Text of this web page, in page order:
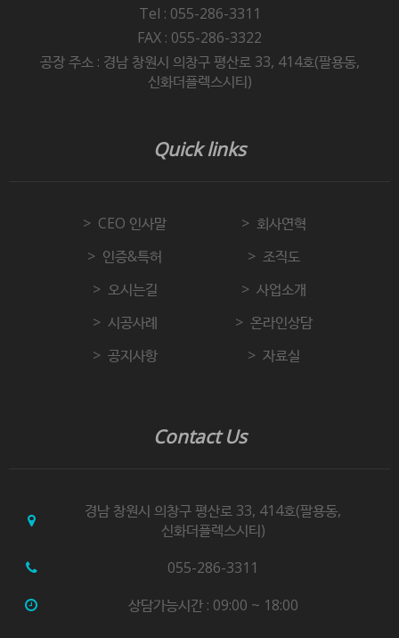
Tel : 055-286-3311
FAX : 055-286-3322
공장 주소 : 경남 창원시 의창구 평산로 33, 414호(팔용동,
신화더플렉스시티)
Quick links
CEO 인사말
회사연혁
인증&특허
조직도
오시는길
사업소개
시공사례
온라인상담
공지사항
자료실
Contact Us
경남 창원시 의창구 평산로 33, 414호(팔용동,
신화더플렉스시티)
055-286-3311
상담가능시간 : 09:00 ~ 18:00